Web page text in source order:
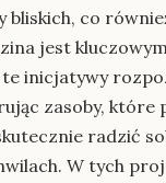
bliskich, co
jest
inicjatywy
zasoby, które
radzić
W tych